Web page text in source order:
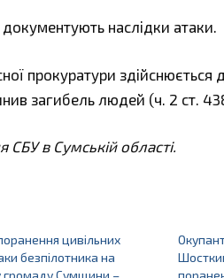
наслідки атаки.
прокуратури здійснюється
загибель людей (ч. 2 ст.
СБУ в Сумській області.
цивільних
безпілотника на
громаду Сумщини –